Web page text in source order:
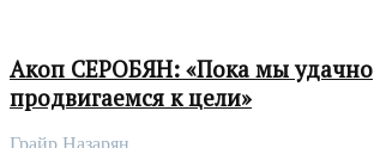
Акоп СЕРОБЯН: «Пока мы удачно
продвигаемся к цели»